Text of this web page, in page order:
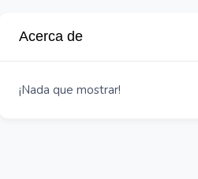
Acerca de
¡Nada que mostrar!